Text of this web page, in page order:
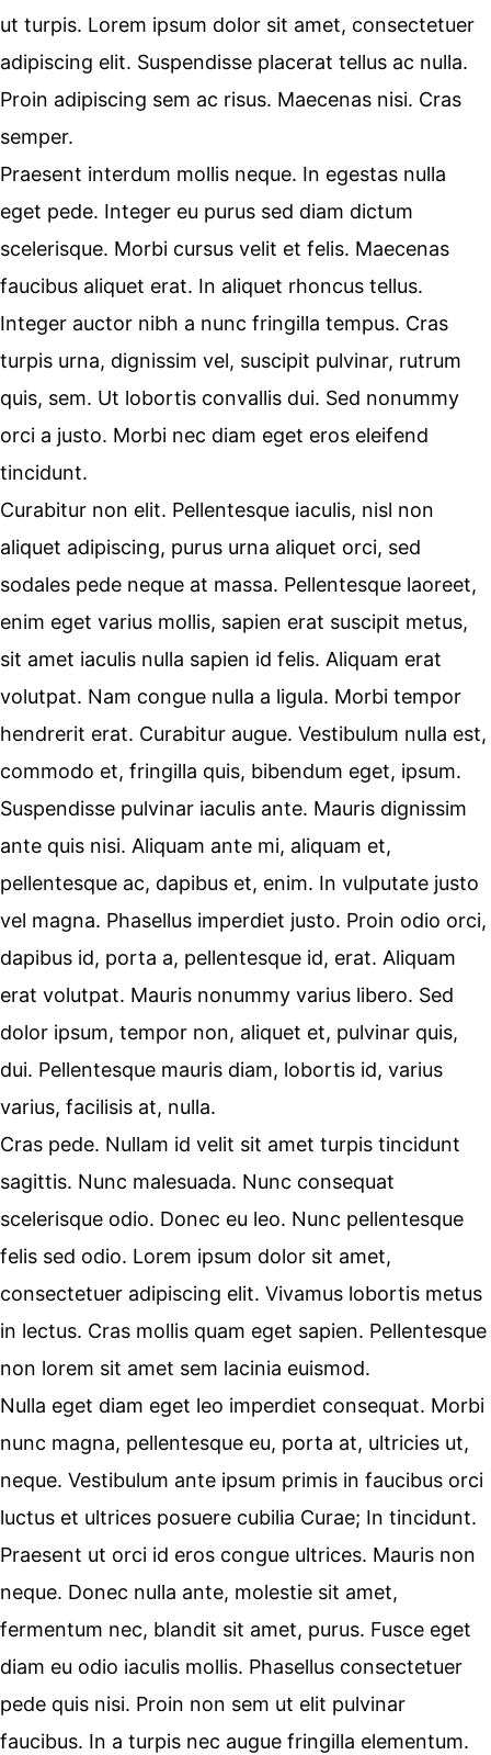
ut turpis. Lorem ipsum dolor sit amet, consectetuer
adipiscing elit. Suspendisse placerat tellus ac nulla.
Proin adipiscing sem ac risus. Maecenas nisi. Cras
semper.
Praesent interdum mollis neque. In egestas nulla
eget pede. Integer eu purus sed diam dictum
scelerisque. Morbi cursus velit et felis. Maecenas
faucibus aliquet erat. In aliquet rhoncus tellus.
Integer auctor nibh a nunc fringilla tempus. Cras
turpis urna, dignissim vel, suscipit pulvinar, rutrum
quis, sem. Ut lobortis convallis dui. Sed nonummy
orci a justo. Morbi nec diam eget eros eleifend
tincidunt.
Curabitur non elit. Pellentesque iaculis, nisl non
aliquet adipiscing, purus urna aliquet orci, sed
sodales pede neque at massa. Pellentesque laoreet,
enim eget varius mollis, sapien erat suscipit metus,
sit amet iaculis nulla sapien id felis. Aliquam erat
volutpat. Nam congue nulla a ligula. Morbi tempor
hendrerit erat. Curabitur augue. Vestibulum nulla est,
commodo et, fringilla quis, bibendum eget, ipsum.
Suspendisse pulvinar iaculis ante. Mauris dignissim
ante quis nisi. Aliquam ante mi, aliquam et,
pellentesque ac, dapibus et, enim. In vulputate justo
vel magna. Phasellus imperdiet justo. Proin odio orci,
dapibus id, porta a, pellentesque id, erat. Aliquam
erat volutpat. Mauris nonummy varius libero. Sed
dolor ipsum, tempor non, aliquet et, pulvinar quis,
dui. Pellentesque mauris diam, lobortis id, varius
varius, facilisis at, nulla.
Cras pede. Nullam id velit sit amet turpis tincidunt
sagittis. Nunc malesuada. Nunc consequat
scelerisque odio. Donec eu leo. Nunc pellentesque
felis sed odio. Lorem ipsum dolor sit amet,
consectetuer adipiscing elit. Vivamus lobortis metus
in lectus. Cras mollis quam eget sapien. Pellentesque
non lorem sit amet sem lacinia euismod.
Nulla eget diam eget leo imperdiet consequat. Morbi
nunc magna, pellentesque eu, porta at, ultricies ut,
neque. Vestibulum ante ipsum primis in faucibus orci
luctus et ultrices posuere cubilia Curae; In tincidunt.
Praesent ut orci id eros congue ultrices. Mauris non
neque. Donec nulla ante, molestie sit amet,
fermentum nec, blandit sit amet, purus. Fusce eget
diam eu odio iaculis mollis. Phasellus consectetuer
pede quis nisi. Proin non sem ut elit pulvinar
faucibus. In a turpis nec augue fringilla elementum.